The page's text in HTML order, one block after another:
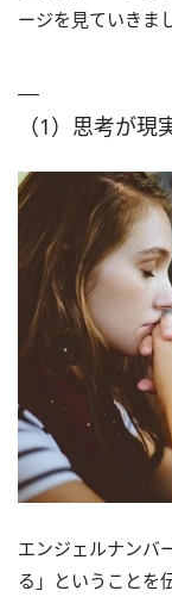
ージを見ていきま
（1）思考が現
エンジェルナンバ
る」ということを